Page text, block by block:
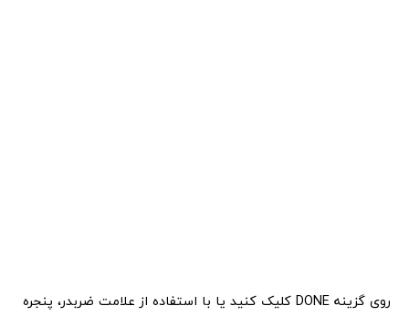
روی گزینه DONE کلیک کنید یا با استفاده از علامت ضربدر، پنجره